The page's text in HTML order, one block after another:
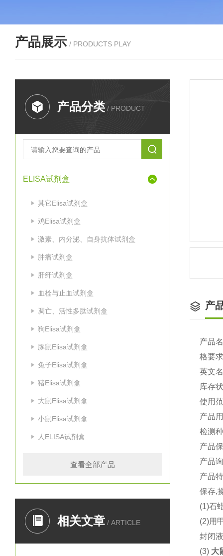
产品展示 / PRODUCTS PLAY
产品分类 / PRODUCT
ELISA试剂盒
其它Elisa试剂盒
鸡Elisa试剂盒
激素、内分泌、自身抗体试剂盒
肿瘤试剂盒
肝纤试剂盒
血栓与止血试剂盒
凋亡、活性多肽试剂盒
狗Elisa试剂盒
豚鼠Elisa试剂盒
兔子Elisa试剂盒
猪Elisa试剂盒
大鼠Elisa试剂盒
小鼠Elisa试剂盒
人ELISA试剂盒
查看全部产品
相关文章 / ARTICLE
产
产品
格要
英文
库存
使用
产品
检测
产品
产品
产品
保存,
(1)石
(2)用
封闭
(3) 大